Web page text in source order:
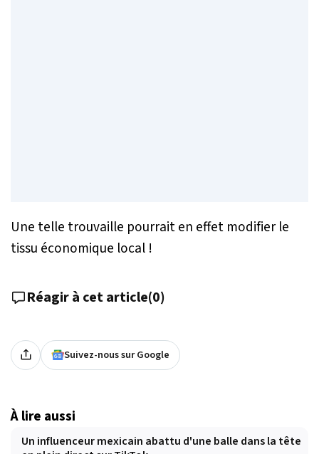
Une telle trouvaille pourrait en effet modifier le
tissu économique local !
Réagir à cet article(0)
Suivez-nous sur Google
À lire aussi
Un influenceur mexicain abattu d'une balle dans la tête